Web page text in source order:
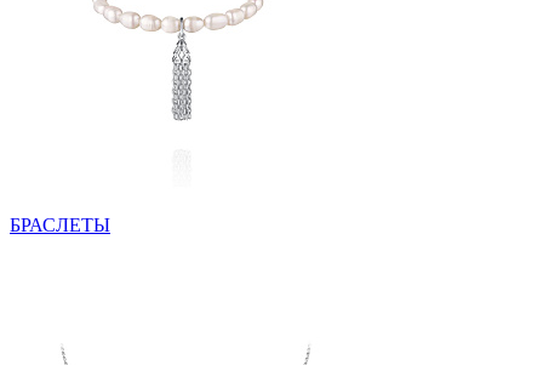
БРАСЛЕТЫ